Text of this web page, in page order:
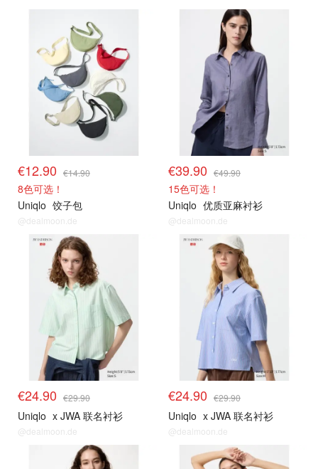
€12.90 €14.90
8色可选！
Uniqlo 饺子包
@dealmoon.de
€39.90 €49.90
15色可选！
Uniqlo 优质亚麻衬衫
@dealmoon.de
限时闪促
€24.90 €29.90
Uniqlo x JWA 联名衬衫
@dealmoon.de
限时闪促
€24.90 €29.90
Uniqlo x JWA 联名衬衫
@dealmoon.de
限时闪促